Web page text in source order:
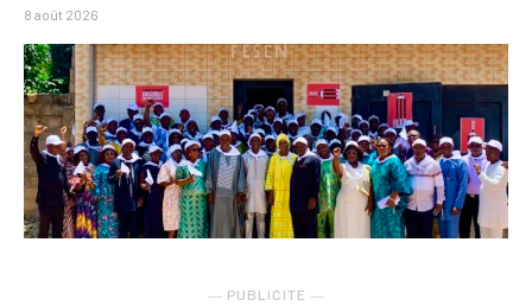
8 août 2026
― PUBLICITE ―